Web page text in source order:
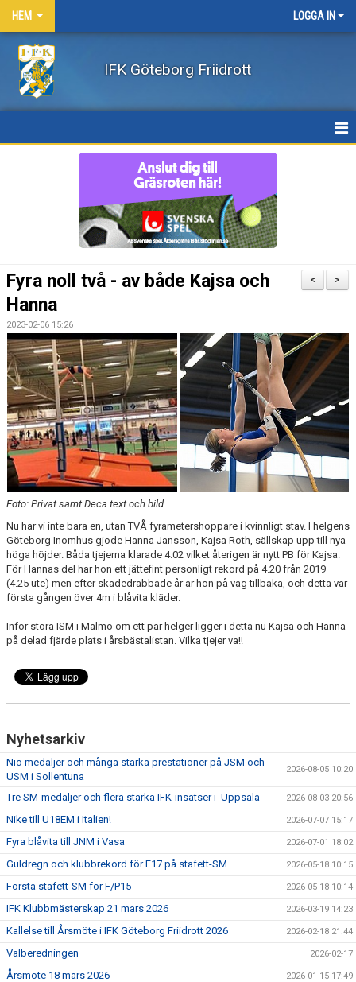
HEM LOGGA IN
IFK Göteborg Friidrott
KLÄDER
LEDARE/UTBILDNING
FUNKTIONÄR
BILDGALLERI
>
<
Fyra noll två - av både Kajsa och
Hanna
2023-02-06 15:26
Foto: Privat samt Deca text och bild
Nu har vi inte bara en, utan TVÅ fyrametershoppare i kvinnligt stav. I helgens
Göteborg Inomhus gjode Hanna Jansson, Kajsa Roth, sällskap upp till nya
höga höjder. Båda tjejerna klarade 4.02 vilket återigen är nytt PB för Kajsa.
För Hannas del har hon ett jättefint personligt rekord på 4.20 från 2019
(4.25 ute) men efter skadedrabbade år är hon på väg tillbaka, och detta var
första gången över 4m i blåvita kläder.
Inför stora ISM i Malmö om ett par helger ligger i detta nu Kajsa och Hanna
på delad fjärde plats i årsbästalistan. Vilka tjejer va!!
Nyhetsarkiv
Nio medaljer och många starka prestationer på JSM och
USM i Sollentuna
2026-08-05 10:20
Tre SM-medaljer och flera starka IFK-insatser i Uppsala 2026-08-03 20:56
Nike till U18EM i Italien! 2026-07-07 15:17
Fyra blåvita till JNM i Vasa 2026-07-01 18:02
Guldregn och klubbrekord för F17 på stafett-SM 2026-05-18 10:15
Första stafett-SM för F/P15 2026-05-18 10:14
IFK Klubbmästerskap 21 mars 2026 2026-03-19 14:23
Kallelse till Årsmöte i IFK Göteborg Friidrott 2026 2026-02-18 21:44
Valberedningen 2026-02-17
Årsmöte 18 mars 2026 2026-01-15 17:49